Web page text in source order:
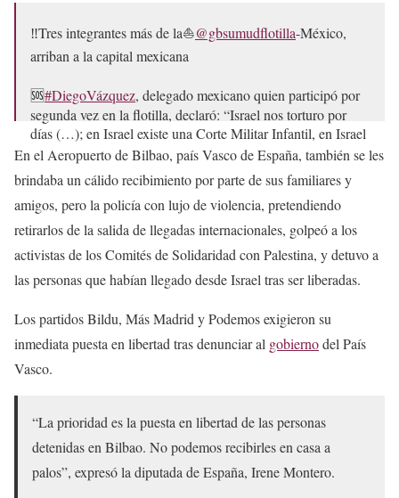
‼️Tres integrantes más de la⛵️@gbsumudflotilla-México,
arriban a la capital mexicana
🆘#DiegoVázquez, delegado mexicano quien participó por
segunda vez en la flotilla, declaró: “Israel nos torturo por
días (…); en Israel existe una Corte Militar Infantil, en Israel
más de 400…pic.twitter.com/3mRCPEBgAu
— Rompeviento TV (@RompevientoTV)May 23, 2026
En el Aeropuerto de Bilbao, país Vasco de España, también se les
brindaba un cálido recibimiento por parte de sus familiares y
amigos, pero la policía con lujo de violencia, pretendiendo
retirarlos de la salida de llegadas internacionales, golpeó a los
activistas de los Comités de Solidaridad con Palestina, y detuvo a
las personas que habían llegado desde Israel tras ser liberadas.
Los partidos Bildu, Más Madrid y Podemos exigieron su
inmediata puesta en libertad tras denunciar al gobiernodel País
Vasco.
“La prioridad es la puesta en libertad de las personas
detenidas en Bilbao. No podemos recibirles en casa a
palos”, expresó la diputada de España, Irene Montero.